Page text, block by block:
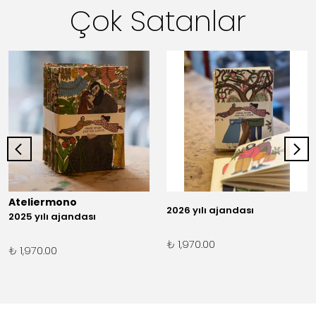
Çok Satanlar
Ateliermono
2025 yılı ajandası
₺ 1,970.00
2026 yılı ajandası
₺ 1,970.00